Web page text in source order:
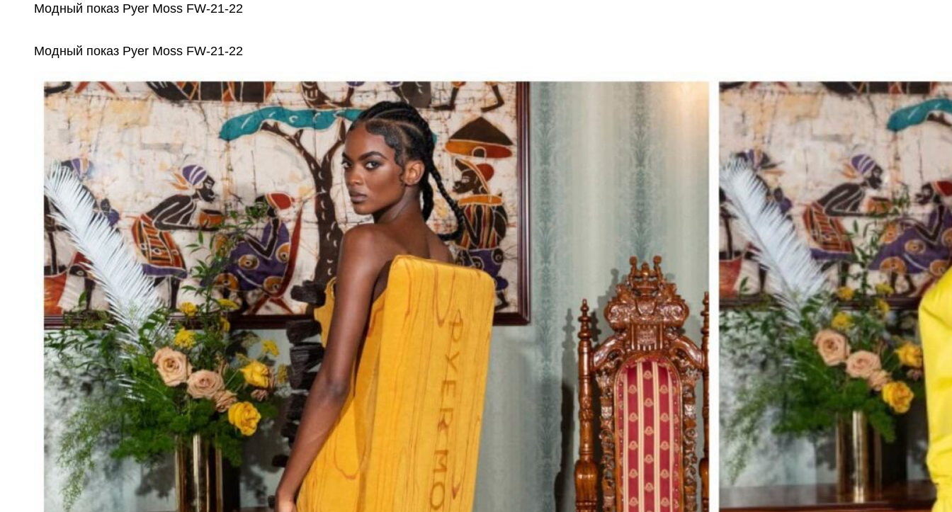
Модный показ Pyer Moss FW-21-22
Модный показ Pyer Moss FW-21-22